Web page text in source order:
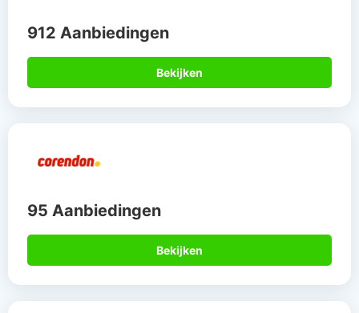
912 Aanbiedingen
Bekijken
95 Aanbiedingen
Bekijken